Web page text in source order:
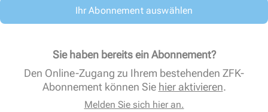
Ihr Abonnement auswählen
Sie haben bereits ein Abonnement?
Den Online-Zugang zu Ihrem bestehenden ZFK-
Abonnement können Sie hier aktivieren.
Melden Sie sich hier an.